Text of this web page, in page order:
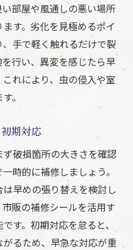
部屋や風通しの悪い場所
す。劣化を見極めるポイ
手で軽く触れるだけで裂
行い、異変を感じたら早
れにより、虫の侵入や室
。
期対応
破損箇所の大きさを確認
時的に補修しましょう。
早めの張り替えを検討し
販の補修シールを活用す
す。初期対応を怠ると、
るため、早急な対応が重